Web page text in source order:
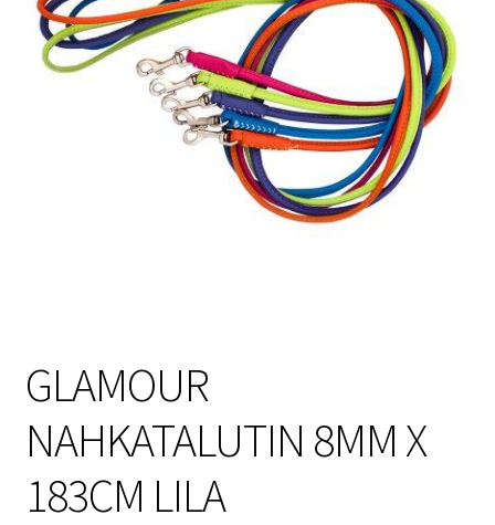
Sulo
Tietosuojaseloste
GLAMOUR
NAHKATALUTIN 8MM X
183CM LILA